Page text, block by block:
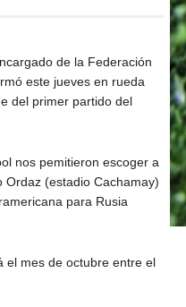
de la Federación
este jueves en rueda
del primer partido del
nos pemitieron escoger a
Ordaz (estadio Cachamay)
para Rusia
el mes de octubre entre el